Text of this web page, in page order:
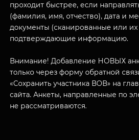
МУЗЕЙНЫЙ
НАЗАД
проходит быстрее, если
(фамилия, имя, отчество), дата и
документы (сканированные или
подтверждающие информацию.
Внимание! Добавление НОВЫХ
только через форму обратной
«Сохранить участника ВОВ» на
сайта. Анкеты, направленные по
не рассматриваются.